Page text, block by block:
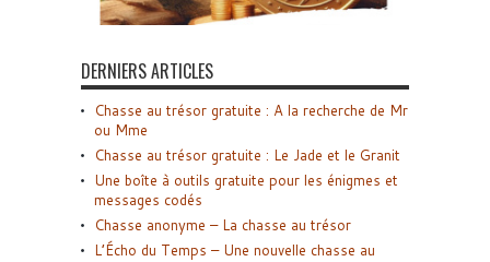
DERNIERS ARTICLES
Chasse au trésor gratuite : A la recherche de Mr
ou Mme
Chasse au trésor gratuite : Le Jade et le Granit
Une boîte à outils gratuite pour les énigmes et
messages codés
Chasse anonyme – La chasse au trésor
L’Écho du Temps – Une nouvelle chasse au